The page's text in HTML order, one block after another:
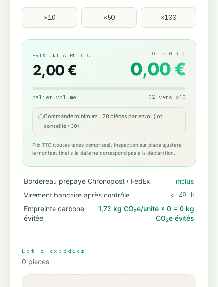
×10 ×50 ×100
PRIX UNITAIRE TTC
2,00 €
LOT × 0 TTC
0,00 €
palier volume 0% vers ×10
ⓘCommande minimum : 20 pièces par envoi (lot
conseillé : 30).
Prix TTC (toutes taxes comprises). Inspection sur place ajustera
le montant final si la dalle ne correspond pas à la déclaration.
Bordereau prépayé Chronopost / FedEx
inclus
Virement bancaire après contrôle
< 48 h
Empreinte carbone
évitée
1,72 kg CO₂e/unité × 0 = 0 kg
CO₂e évités
Lot à expédier
0 pièces